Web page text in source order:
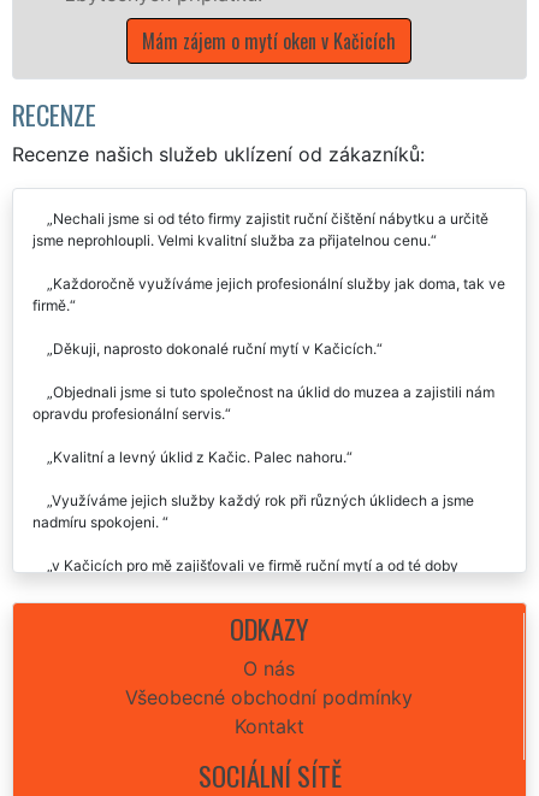
o mytí oken v Kačicích
RECENZE
Recenze našich služeb uklízení od zákazníků:
Nechali jsme si od této firmy zajistit ruční čištění nábytku a určitě
Každoročně využíváme jejich profesionální služby jak doma, tak ve
Objednali jsme si tuto společnost na úklid do muzea a zajistili nám
Využíváme jejich služby každý rok při různých úklidech a jsme
ODKAZY
O nás
Všeobecné obchodní podmínky
Kontakt